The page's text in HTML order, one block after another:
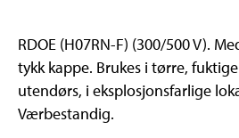
RDOE (H07RN-F) (300/500 V).
tykk kappe. Brukes i tørre,
utendørs, i eksplosjonsfarlige
Værbestandig.